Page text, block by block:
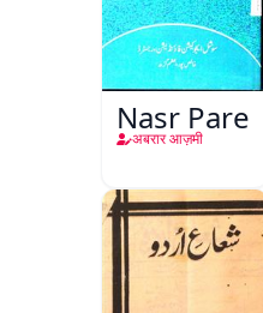
Nasr Pare
अबरार आज़मी